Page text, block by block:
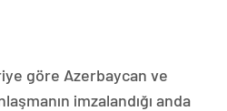
göre Azerbaycan ve
imzalandığı anda